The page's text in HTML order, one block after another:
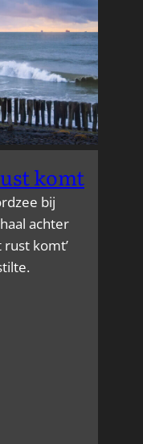
komt
bij
achter
rust komt’